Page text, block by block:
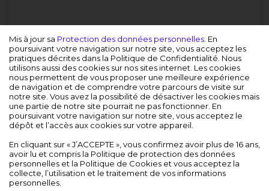
Mis à jour sa Protection des données personnelles . En
poursuivant votre navigation sur notre site, vous acceptez les
pratiques décrites dans la Politique de Confidentialité. Nous
utilisons aussi des cookies sur nos sites internet. Les cookies
nous permettent de vous proposer une meilleure expérience
de navigation et de comprendre votre parcours de visite sur
notre site. Vous avez la possibilité de désactiver les cookies mais
une partie de notre site pourrait ne pas fonctionner. En
poursuivant votre navigation sur notre site, vous acceptez le
dépôt et l’accès aux cookies sur votre appareil.
En cliquant sur « J’ACCEPTE », vous confirmez avoir plus de 16 ans,
avoir lu et compris la Politique de protection des données
personnelles et la Politique de Cookies et vous acceptez la
collecte, l’utilisation et le traitement de vos informations
personnelles.
DESCRIPTION
Le photomètre innovant Spin Touch effectue